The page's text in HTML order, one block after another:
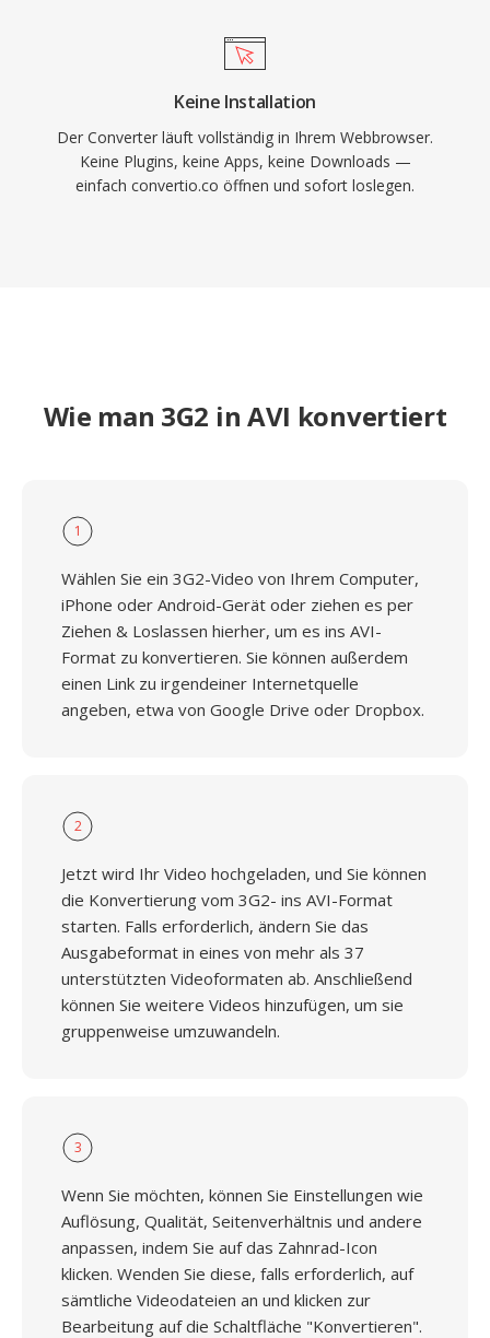
Keine Installation
Der Converter läuft vollständig in Ihrem Webbrowser.
Keine Plugins, keine Apps, keine Downloads —
einfach convertio.co öffnen und sofort loslegen.
Wie man 3G2 in AVI konvertiert
1
Wählen Sie ein 3G2-Video von Ihrem Computer,
iPhone oder Android-Gerät oder ziehen es per
Ziehen & Loslassen hierher, um es ins AVI-
Format zu konvertieren. Sie können außerdem
einen Link zu irgendeiner Internetquelle
angeben, etwa von Google Drive oder Dropbox.
2
Jetzt wird Ihr Video hochgeladen, und Sie können
die Konvertierung vom 3G2- ins AVI-Format
starten. Falls erforderlich, ändern Sie das
Ausgabeformat in eines von mehr als 37
unterstützten Videoformaten ab. Anschließend
können Sie weitere Videos hinzufügen, um sie
gruppenweise umzuwandeln.
3
Wenn Sie möchten, können Sie Einstellungen wie
Auflösung, Qualität, Seitenverhältnis und andere
anpassen, indem Sie auf das Zahnrad-Icon
klicken. Wenden Sie diese, falls erforderlich, auf
sämtliche Videodateien an und klicken zur
Bearbeitung auf die Schaltfläche "Konvertieren".